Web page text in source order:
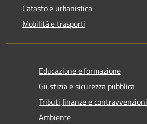
Catasto e urbanistica
Mobilità e trasporti
Educazione e formazione
Giustizia e sicurezza pubblica
Tributi,finanze e contravvenzioni
Ambiente